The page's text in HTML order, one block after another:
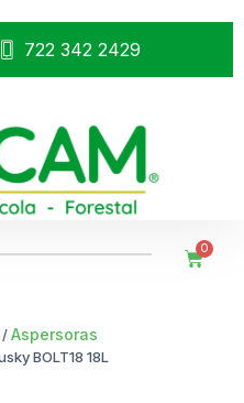
722 342 2429
0
/Aspersoras
BOLT18 18L